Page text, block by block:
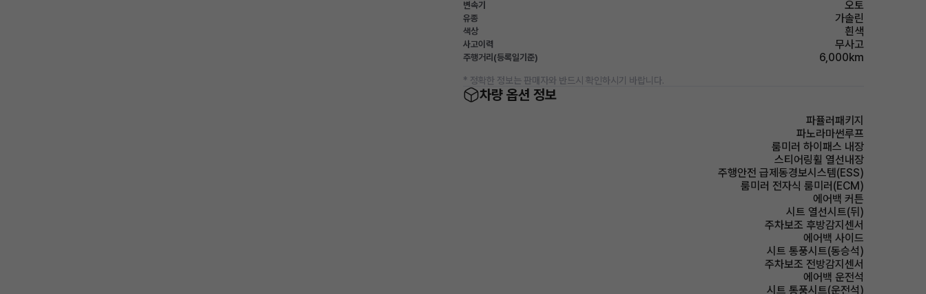
변속기 오토
유종 가솔린
색상 흰색
사고이력 무사고
주행거리(등록일기준) 6,000km
* 정확한 정보는 판매자와 반드시 확인하시기 바랍니다.
차량 옵션 정보
파퓰러패키지
파노라마썬루프
룸미러 하이패스 내장
스티어링휠 열선내장
주행안전 급제동경보시스템(ESS)
룸미러 전자식 룸미러(ECM)
에어백 커튼
시트 열선시트(뒤)
주차보조 후방감지센서
에어백 사이드
시트 통풍시트(동승석)
주차보조 전방감지센서
에어백 운전석
시트 통풍시트(운전석)